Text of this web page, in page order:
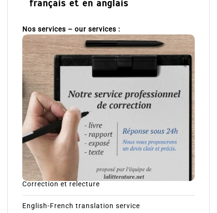
français et en anglais
Nos services – our services :
Correction et relecture
English-French translation service